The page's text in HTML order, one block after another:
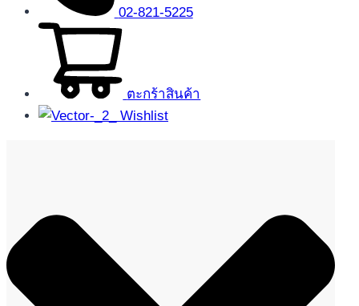
02-821-5225
ตะกร้าสินค้า
Wishlist